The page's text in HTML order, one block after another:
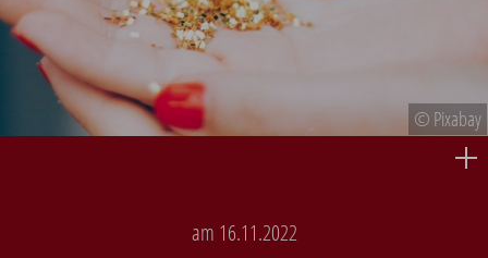
© Pixabay
am 16.11.2022